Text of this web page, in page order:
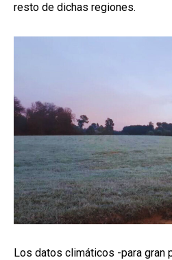
resto de dichas regiones.
Los datos climáticos -para gran